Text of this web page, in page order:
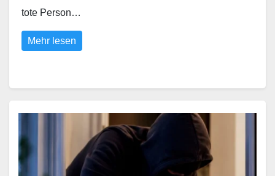
tote Person…
Mehr lesen